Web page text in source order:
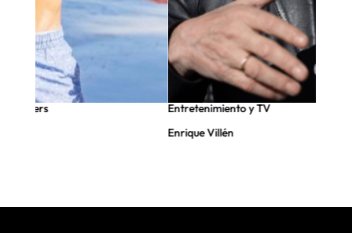
Entretenimiento y TV
Enrique Villén